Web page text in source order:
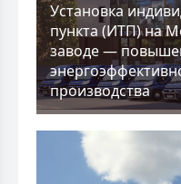
Установка
пункта (ИТП) на
заводе —
производства